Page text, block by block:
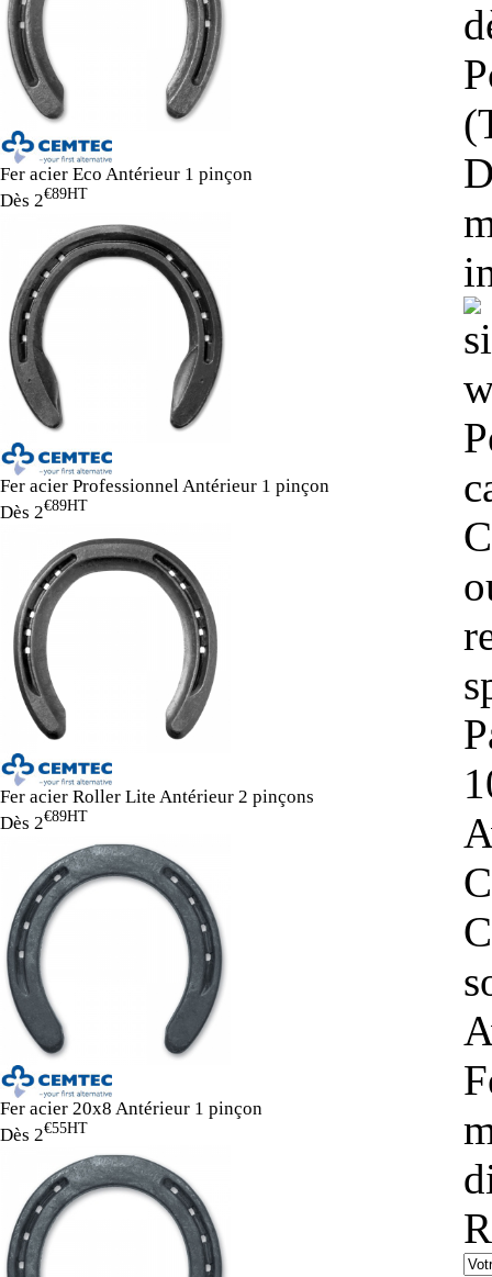
Fer acier Eco Antérieur 1 pinçon
Dès 2€89HT
Fer acier Professionnel Antérieur 1 pinçon
Dès 2€89HT
Fer acier Roller Lite Antérieur 2 pinçons
Dès 2€89HT
Fer acier 20x8 Antérieur 1 pinçon
Dès 2€55HT